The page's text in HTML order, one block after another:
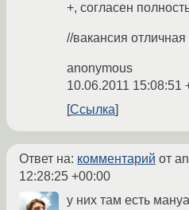
+, согласен
//вакансия отличная
anonymous
10.06.2011 15:08:51
Ссылка
Ответ на: комментарий от
12:28:25 +00:00
у них там есть